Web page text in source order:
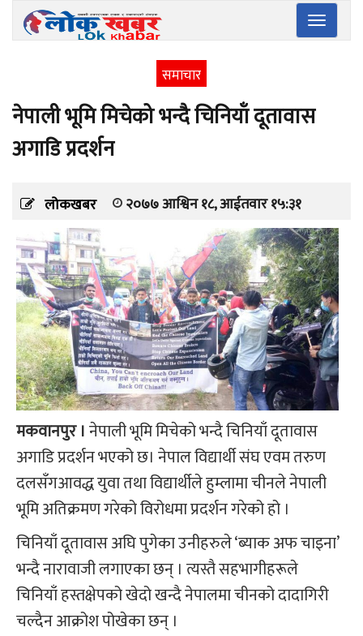
Toggle
समाचार
नेपाली भूमि मिचेको भन्दै चिनियाँ दूतावास
अगाडि प्रदर्शन
लोकखबर २०७७ आश्विन १८, आईतवार १५:३१
मकवानपुर ।नेपाली भूमि मिचेको भन्दै चिनियाँ दूतावास
अगाडि प्रदर्शन भएको छ। नेपाल विद्यार्थी संघ एवम तरुण
दलसँगआवद्ध युवा तथा विद्यार्थीले हुम्लामा चीनले नेपाली
भूमि अतिक्रमण गरेको विरोधमा प्रदर्शन गरेको हो ।
चिनियाँ दूतावास अघि पुगेका उनीहरुले ‘ब्याक अफ चाइना’
भन्दै नारावाजी लगाएका छन् । त्यस्तै सहभागीहरूले
चिनियाँ हस्तक्षेपको खेदो खन्दै नेपालमा चीनको दादागिरी
चल्दैन आक्रोश पोखेका छन् ।